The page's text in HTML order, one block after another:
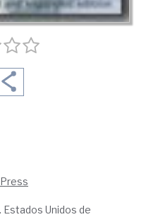
Estados Unidos de